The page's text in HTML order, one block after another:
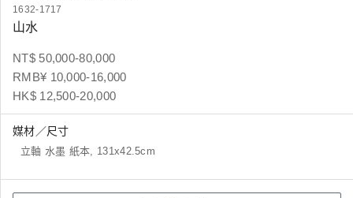
1632-1717
山水
NT$ 50,000-80,000
RMB¥ 10,000-16,000
HK$ 12,500-20,000
媒材／尺寸
立軸 水墨 紙本, 131x42.5cm